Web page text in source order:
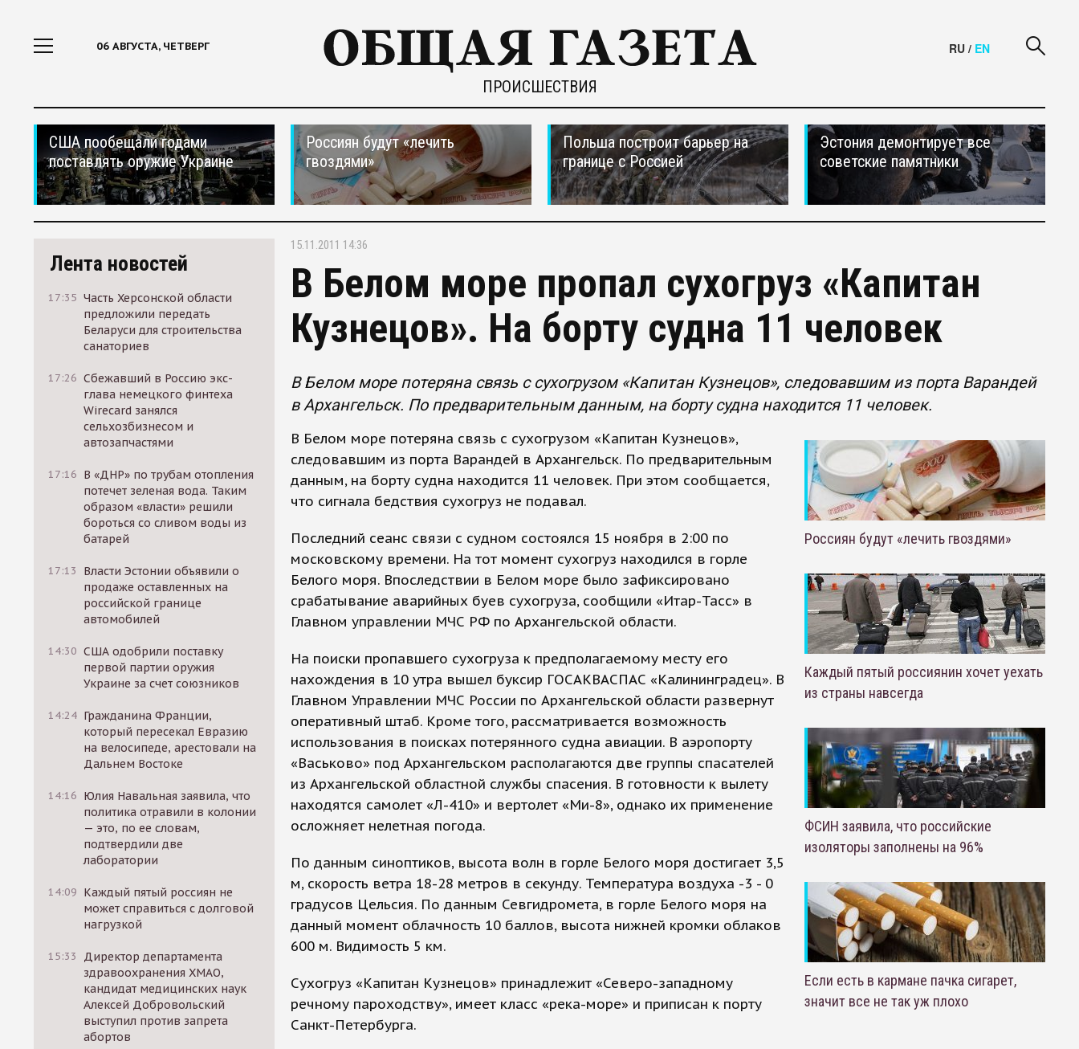
06 АВГУСТА, ЧЕТВЕРГ
ПРОИСШЕСТВИЯ
RU / EN
США пообещали годами
поставлять оружие Украине
Россиян будут «лечить
гвоздями»
Польша построит барьер на
границе с Россией
Эстония демонтирует все
советские памятники
Лента новостей
17:35 Часть Херсонской области
предложили передать
Беларуси для строительства
санаториев
17:26 Сбежавший в Россию экс-
глава немецкого финтеха
Wirecard занялся
сельхозбизнесом и
автозапчастями
17:16 В «ДНР» по трубам отопления
потечет зеленая вода. Таким
образом «власти» решили
бороться со сливом воды из
батарей
17:13
Власти Эстонии объявили о
продаже оставленных на
российской границе
автомобилей
14:30 США одобрили поставку
первой партии оружия
Украине за счет союзников
14:24 Гражданина Франции,
который пересекал Евразию
на велосипеде, арестовали на
Дальнем Востоке
14:16 Юлия Навальная заявила, что
политика отравили в колонии
— это, по ее словам,
подтвердили две
лаборатории
14:09 Каждый пятый россиян не
может справиться с долговой
нагрузкой
15:33
Директор департамента
здравоохранения ХМАО,
кандидат медицинских наук
Алексей Добровольский
выступил против запрета
абортов
15.11.2011 14:36
В Белом море пропал сухогруз «Капитан
Кузнецов». На борту судна 11 человек
В Белом море потеряна связь с сухогрузом «Капитан Кузнецов», следовавшим из порта Варандей
в Архангельск. По предварительным данным, на борту судна находится 11 человек.
В Белом море потеряна связь с сухогрузом «Капитан Кузнецов»,
следовавшим из порта Варандей в Архангельск. По предварительным
данным, на борту судна находится 11 человек. При этом сообщается,
что сигнала бедствия сухогруз не подавал.
Последний сеанс связи с судном состоялся 15 ноября в 2:00 по
московскому времени. На тот момент сухогруз находился в горле
Белого моря. Впоследствии в Белом море было зафиксировано
срабатывание аварийных буев сухогруза, сообщили «Итар-Тасс» в
Главном управлении МЧС РФ по Архангельской области.
На поиски пропавшего сухогруза к предполагаемому месту его
нахождения в 10 утра вышел буксир ГОСАКВАСПАС «Калининградец». В
Главном Управлении МЧС России по Архангельской области развернут
оперативный штаб. Кроме того, рассматривается возможность
использования в поисках потерянного судна авиации. В аэропорту
«Васьково» под Архангельском располагаются две группы спасателей
из Архангельской областной службы спасения. В готовности к вылету
находятся самолет «Л-410» и вертолет «Ми-8», однако их применение
осложняет нелетная погода.
По данным синоптиков, высота волн в горле Белого моря достигает 3,5
м, скорость ветра 18-28 метров в секунду. Температура воздуха -3 - 0
градусов Цельсия. По данным Севгидромета, в горле Белого моря на
данный момент облачность 10 баллов, высота нижней кромки облаков
600 м. Видимость 5 км.
Сухогруз «Капитан Кузнецов» принадлежит «Северо-западному
речному пароходству», имеет класс «река-море» и приписан к порту
Санкт-Петербурга.
Россиян будут «лечить гвоздями»
Каждый пятый россиянин хочет уехать
из страны навсегда
ФСИН заявила, что российские
изоляторы заполнены на 96%
Если есть в кармане пачка сигарет,
значит все не так уж плохо